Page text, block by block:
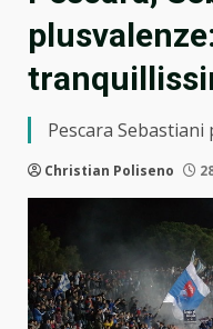
Pescara Sebastiani
Christian Poliseno